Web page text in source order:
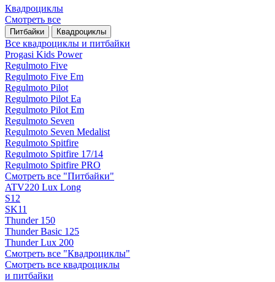
Квадроциклы
Смотреть все
Питбайки Квадроциклы
Все квадроциклы и питбайки
Progasi Kids Power
Regulmoto Five
Regulmoto Five Em
Regulmoto Pilot
Regulmoto Pilot Ea
Regulmoto Pilot Em
Regulmoto Seven
Regulmoto Seven Medalist
Regulmoto Spitfire
Regulmoto Spitfire 17/14
Regulmoto Spitfire PRO
Смотреть все "Питбайки"
ATV220 Lux Long
S12
SK11
Thunder 150
Thunder Basic 125
Thunder Lux 200
Смотреть все "Квадроциклы"
Смотреть все квадроциклы
и питбайки